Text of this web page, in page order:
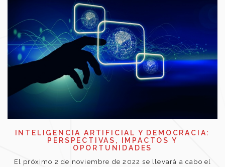
INTELIGENCIA ARTIFICIAL Y DEMOCRACIA:
PERSPECTIVAS, IMPACTOS Y
OPORTUNIDADES
El próximo 2 de noviembre de 2022 se llevará a cabo el